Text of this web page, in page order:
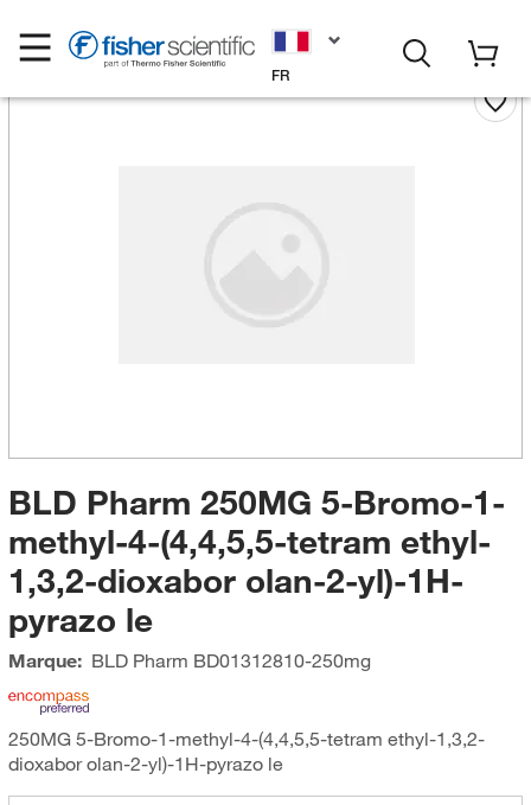
FR
BLD Pharm 250MG 5-Bromo-1-
methyl-4-(4,4,5,5-tetram ethyl-
1,3,2-dioxabor olan-2-yl)-1H-
pyrazo le
Marque: BLD Pharm BD01312810-250mg
250MG 5-Bromo-1-methyl-4-(4,4,5,5-tetram ethyl-1,3,2-
dioxabor olan-2-yl)-1H-pyrazo le